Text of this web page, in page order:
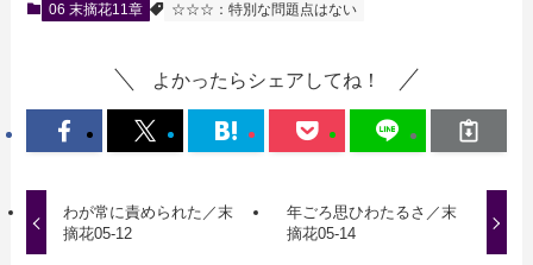
06 末摘花11章 ☆☆☆：特別な問題点はない
よかったらシェアしてね！
わが常に責められた／末
摘花05-12
年ごろ思ひわたるさ／末
摘花05-14